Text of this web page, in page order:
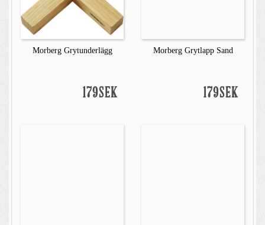
Morberg Grytunderlägg
179SEK
Morberg Grytlapp Sand
179SEK